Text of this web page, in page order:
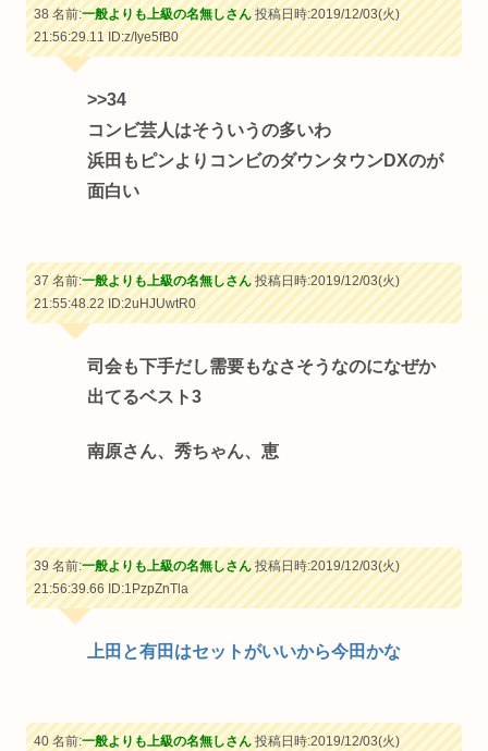
38 名前:一般よりも上級の名無しさん投稿日時:2019/12/03(火)
21:56:29.11ID:z/Iye5fB0
>>34
コンビ芸人はそういうの多いわ
浜田もピンよりコンビのダウンタウンDXのが
面白い
37 名前:一般よりも上級の名無しさん投稿日時:2019/12/03(火)
21:55:48.22ID:2uHJUwtR0
司会も下手だし需要もなさそうなのになぜか
出てるベスト3
南原さん、秀ちゃん、恵
39 名前:一般よりも上級の名無しさん投稿日時:2019/12/03(火)
21:56:39.66ID:1PzpZnTla
上田と有田はセットがいいから今田かな
40 名前:一般よりも上級の名無しさん投稿日時:2019/12/03(火)